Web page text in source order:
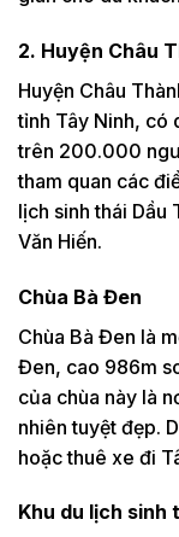
2. Huyện Châu
Huyện Châu
tỉnh Tây Ninh, có
trên 200.000
tham quan các
lịch sinh thái Dầu
Văn Hiến.
Chùa Bà Đen
Chùa Bà Đen là
Đen, cao 986m
của chùa này là
nhiên tuyệt đẹp.
hoặc thuê xe đi
Khu du lịch sinh